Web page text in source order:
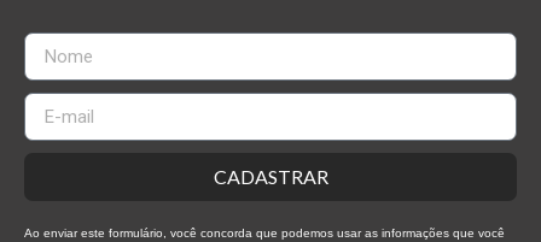
CADASTRAR
Ao enviar este formulário, você concorda que podemos usar as informações que você